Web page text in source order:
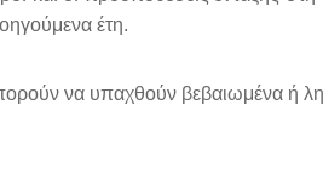
έτη.
να υπαχθούν βεβαιωμένα ή